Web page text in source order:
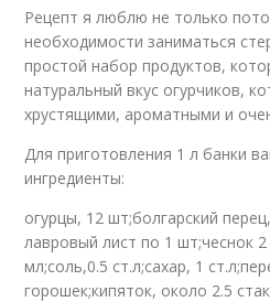
Рецепт я люблю не только
необходимости заниматься
простой набор продуктов,
натуральный вкус огурчиков,
хрустящими, ароматными и
Для приготовления 1 л банки
ингредиенты:
огурцы, 12 шт;болгарский
лавровый лист по 1 шт;чеснок 2
мл;соль,0.5 ст.л;сахар, 1
горошек;кипяток, около 2.5